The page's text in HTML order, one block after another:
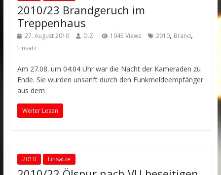
2010/23 Brandgeruch im
Treppenhaus
27. August 2010 D.Z. 1945 Views 2010, Brand,
Einsatz
Am 27.08. um 04:04 Uhr war die Nacht der Kameraden zu
Ende. Sie wurden unsanft durch den Funkmeldeempfänger
aus dem
Weiter Lesen
2010 Einsätze